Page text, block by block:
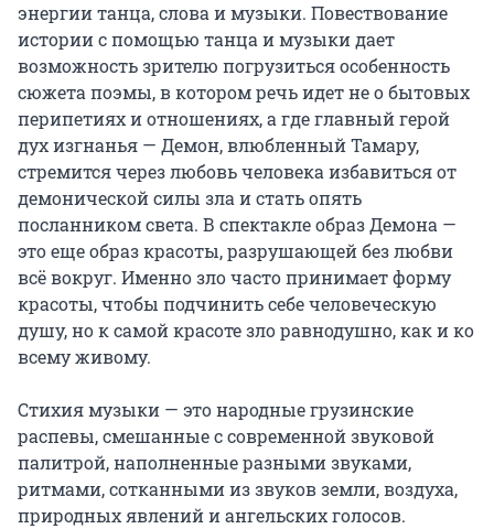
энергии танца, слова и музыки. Повествование
истории с помощью танца и музыки дает
возможность зрителю погрузиться особенность
сюжета поэмы, в котором речь идет не о бытовых
перипетиях и отношениях, а где главный герой
дух изгнанья — Демон, влюбленный Тамару,
стремится через любовь человека избавиться от
демонической силы зла и стать опять
посланником света. В спектакле образ Демона —
это еще образ красоты, разрушающей без любви
всё вокруг. Именно зло часто принимает форму
красоты, чтобы подчинить себе человеческую
душу, но к самой красоте зло равнодушно, как и ко
всему живому.
Стихия музыки — это народные грузинские
распевы, смешанные с современной звуковой
палитрой, наполненные разными звуками,
ритмами, сотканными из звуков земли, воздуха,
природных явлений и ангельских голосов.